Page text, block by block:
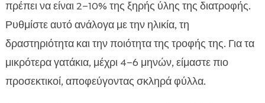
πρέπει να είναι 2–10% της ξηρής ύλης της διατροφής.
Ρυθμίστε αυτό ανάλογα με την ηλικία, τη
δραστηριότητα και την ποιότητα της τροφής της. Για τα
μικρότερα γατάκια, μέχρι 4–6 μηνών, είμαστε πιο
προσεκτικοί, αποφεύγοντας σκληρά φύλλα.